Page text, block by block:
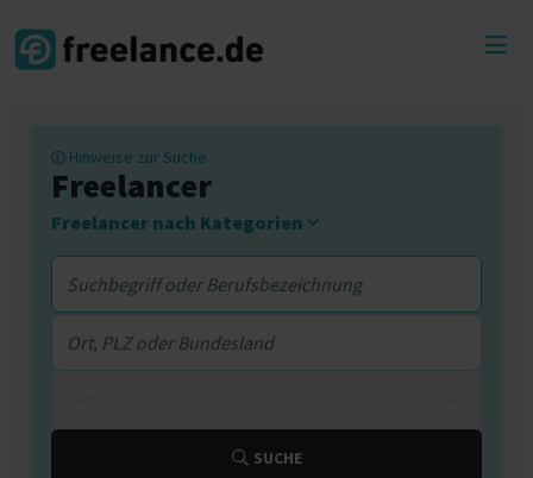
Hinweise zur Suche
Freelancer
Freelancer nach Kategorien
SUCHE